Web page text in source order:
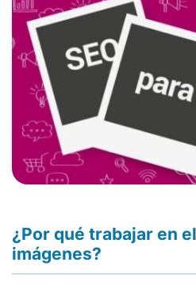
¿Por qué trabajar en
imágenes?